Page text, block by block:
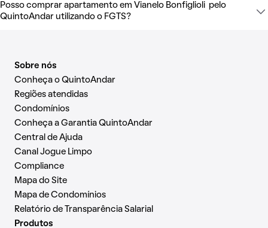
Posso comprar apartamento em Vianelo Bonfiglioli pelo
QuintoAndar utilizando o FGTS?
Sobre nós
Conheça o QuintoAndar
Regiões atendidas
Condomínios
Conheça a Garantia QuintoAndar
Central de Ajuda
Canal Jogue Limpo
Compliance
Mapa do Site
Mapa de Condomínios
Relatório de Transparência Salarial
Produtos